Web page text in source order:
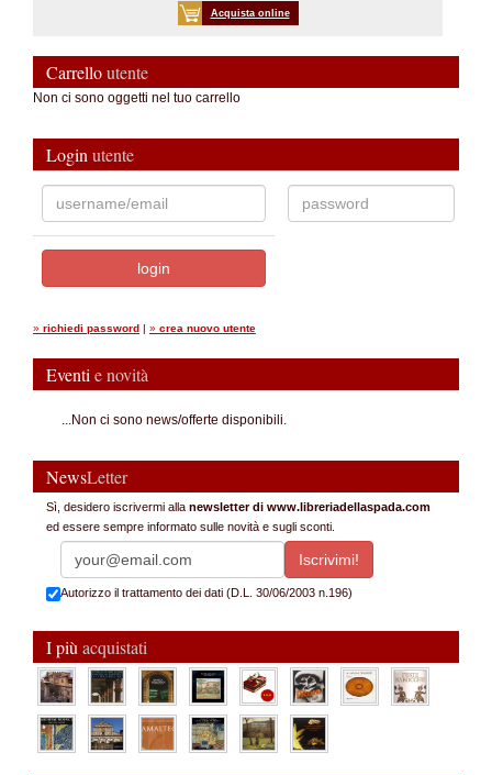
Acquista online
Carrelloutente
Non ci sono oggetti nel tuo carrello
Login utente
» richiedi password | » crea nuovo utente
Eventi e novità
...Non ci sono news/offerte disponibili.
NewsLetter
Sì, desidero iscrivermi alla newsletter di www.libreriadellaspada.com
ed essere sempre informato sulle novità e sugli sconti.
Autorizzo il trattamento dei dati (D.L. 30/06/2003 n.196)
I più acquistati